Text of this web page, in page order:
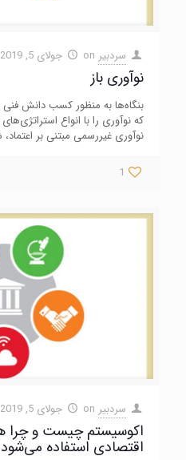
سردبیر on جولای 5, 2019
نوآوری باز
بنگاه‌ها به منظور کسب دانش فنی
که نوآوری را با انواع
نوآوری غیررسمی مبتنی بر
1
سردبیر on جولای 5, 2019
اکوسیستم چیست و چرا
اقتصادی استفاده